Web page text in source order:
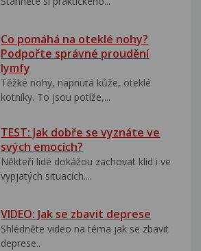
Co pomáhá na oteklé nohy?
Podpořte správné proudění
lymfy
Těžké nohy, napnutá kůže, oteklé
kotníky. To jsou potíže,...
TEST: Jak dobře se vyznáte ve
svých emocích?
Někteří lidé dokážou zachovat klid i ve
vypjatých situacích....
VIDEO: Jak se zbavit deprese
Shlédněte video na téma jak se zbavit
deprese..